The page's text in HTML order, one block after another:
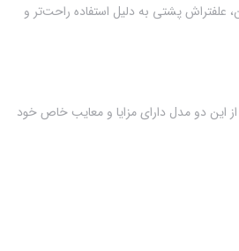
علفتراش پشتی به دلیل استفاده راحت‌تر و
این دو مدل دارای مزایا و معایب خاص خود